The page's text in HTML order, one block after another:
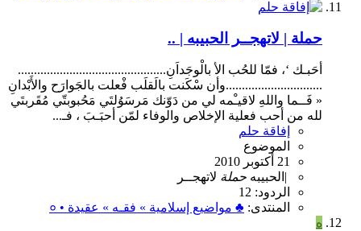
حملة | لاتهجــر الحبيبه | ..
أحَبـك ‘، فمّا للحُب الأ بالْوجَداَنِ..............................................
..............................وأن سْكَنت بالَقلَب فْعلت بالجَوارَح والأَبْدانِ
« فَــما واللهِ لاقيـْمه لي من دَوّنك مَرسَوُلتَي مَحُبوبتّي مُقَربتَي
لله من أحب فعلية الإخلاص والوفاء لمّن أحبَـبَ ، فـ...
إفاقة حلم
الموضوع
21 أكتوبر 2010
الحبيبه حملة لاتهجــر
الردود: 12
المنتدى: ♣ مواضيع إسلامية » فقـه » عقيدة • ०
ه